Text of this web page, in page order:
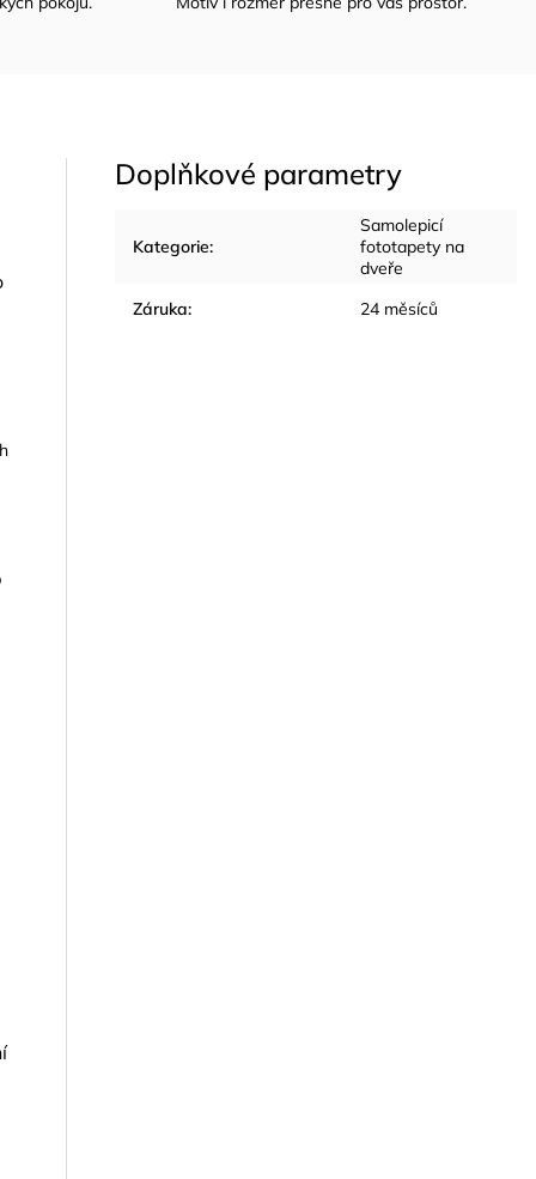
Doplňkové parametry
Kategorie:
Samolepicí
fototapety na
dveře
Záruka: 24 měsíců